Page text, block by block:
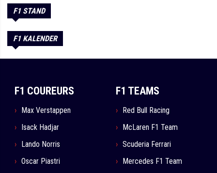
F1 STAND
F1 KALENDER
F1 COUREURS
Max Verstappen
Isack Hadjar
Lando Norris
Oscar Piastri
F1 TEAMS
Red Bull Racing
McLaren F1 Team
Scuderia Ferrari
Mercedes F1 Team